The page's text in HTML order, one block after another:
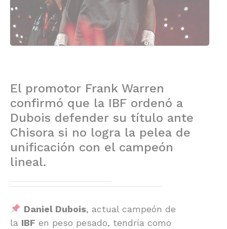
El promotor Frank Warren
confirmó que la IBF ordenó a
Dubois defender su título ante
Chisora si no logra la pelea de
unificación con el campeón
lineal.
Daniel Dubois, actual campeón de
la IBF en peso pesado, tendría como